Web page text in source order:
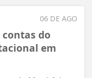
06 DE AGO
do
em